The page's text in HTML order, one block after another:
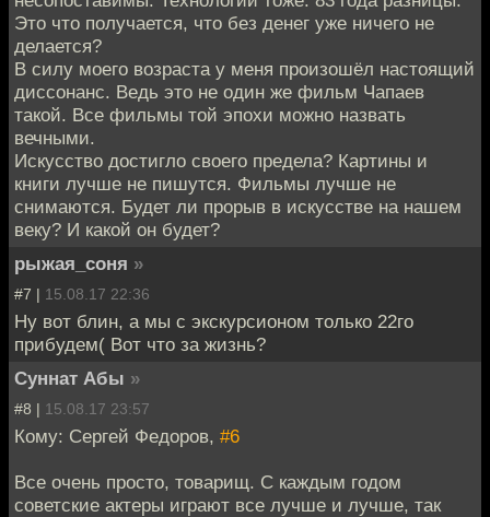
Это что получается, что без денег уже ничего не
делается?
В силу моего возраста у меня произошёл настоящий
диссонанс. Ведь это не один же фильм Чапаев
такой. Все фильмы той эпохи можно назвать
вечными.
Искусство достигло своего предела? Картины и
книги лучше не пишутся. Фильмы лучше не
снимаются. Будет ли прорыв в искусстве на нашем
веку? И какой он будет?
рыжая_соня »
#7 | 15.08.17 22:36
Ну вот блин, а мы с экскурсионом только 22го
прибудем( Вот что за жизнь?
Суннат Абы »
#8 | 15.08.17 23:57
Кому: Сергей Федоров, #6
Все очень просто, товарищ. С каждым годом
советские актеры играют все лучше и лучше, так